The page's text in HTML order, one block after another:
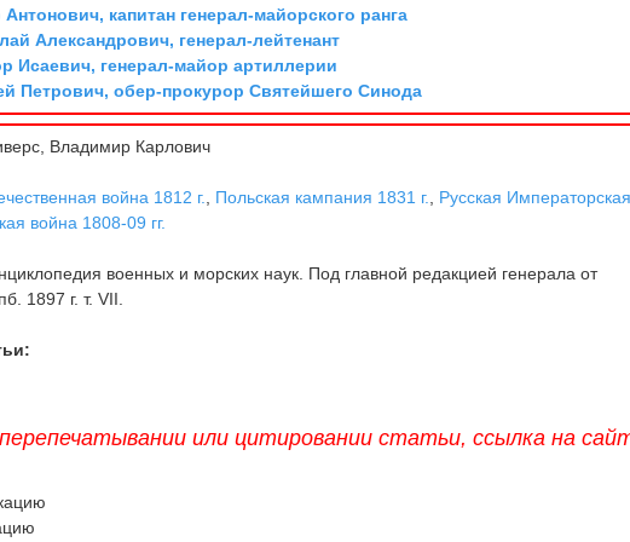
капитан генерал-майорского ранга
Александрович, генерал-лейтенант
Исаевич, генерал-майор артиллерии
Петрович, обер-прокурор Святейшего Синода
Владимир Карлович
война 1812 г. Польская кампания 1831 г.
Русская
война 1808-09 гг.
военных и морских наук. Под главной редакцией генерала от
1897 г. т. VII.
или цитировании статьи, ссылка на